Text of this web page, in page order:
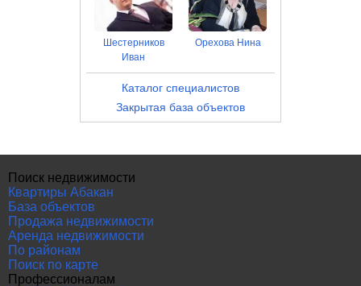
Шестерников
Иван
Орехова Нина
Каталог специалистов
Закрытая база объектов
Поиск недвижимости
Квартиры Абакан
База объектов
Продажа недвижимости
Аренда недвижимости
По районам
Поиск по карте
Профессионалам